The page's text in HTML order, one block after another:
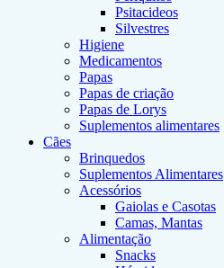
Psitacideos
Silvestres
Higiene
Medicamentos
Papas
Papas de criação
Papas de Lorys
Suplementos alimentares
Cães
Brinquedos
Suplementos Alimentares
Acessórios
Gaiolas e Casotas
Camas, Mantas
Alimentação
Snacks